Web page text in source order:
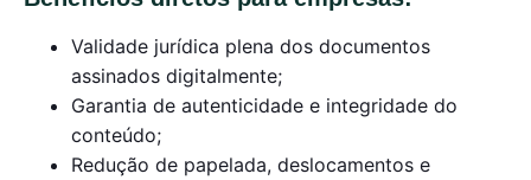
Validade jurídica plena dos documentos
assinados digitalmente;
Garantia de autenticidade e integridade do
conteúdo;
Redução de papelada, deslocamentos e